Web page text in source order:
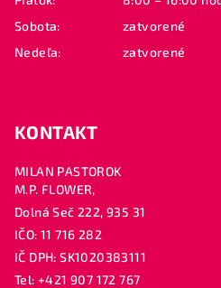
Sobota:
zatvorené
Nedeľa:
zatvorené
KONTAKT
MILAN PASTOROK
M.P. FLOWER,
Dolná Seč 222, 935 31
IČO: 11 716 282
IČ DPH: SK1020383111
Tel: +421 907 172 767